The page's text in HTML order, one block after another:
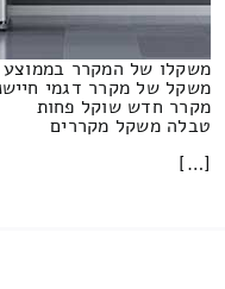
משקלו של המקרר בממוצע
משקל של מקרר דגמי
מקרר חדש שוקל פחות
טבלה משקל מקררים
[…]